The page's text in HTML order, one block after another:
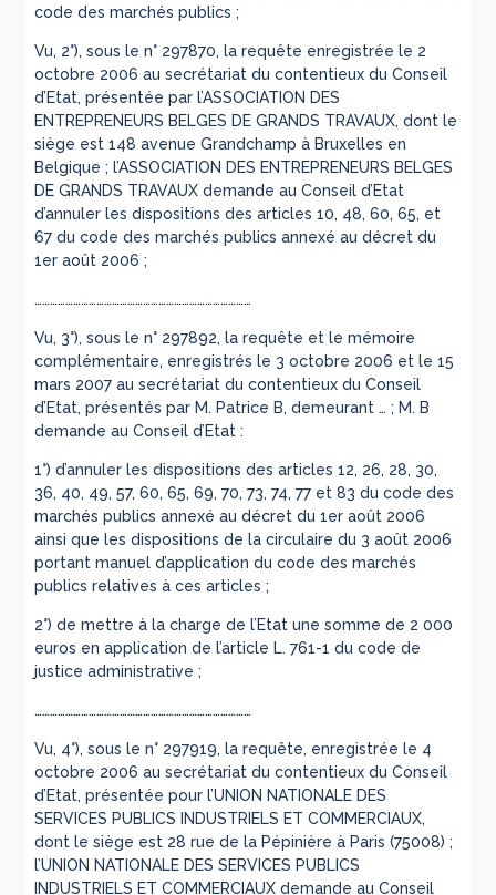
code des marchés publics ;
Vu, 2°), sous le n° 297870, la requête enregistrée le 2
octobre 2006 au secrétariat du contentieux du Conseil
d’Etat, présentée par l’ASSOCIATION DES
ENTREPRENEURS BELGES DE GRANDS TRAVAUX, dont le
siège est 148 avenue Grandchamp à Bruxelles en
Belgique ; l’ASSOCIATION DES ENTREPRENEURS BELGES
DE GRANDS TRAVAUX demande au Conseil d’Etat
d’annuler les dispositions des articles 10, 48, 60, 65, et
67 du code des marchés publics annexé au décret du
1er août 2006 ;
…………………………………………………………………………
Vu, 3°), sous le n° 297892, la requête et le mémoire
complémentaire, enregistrés le 3 octobre 2006 et le 15
mars 2007 au secrétariat du contentieux du Conseil
d’Etat, présentés par M. Patrice B, demeurant … ; M. B
demande au Conseil d’Etat :
1°) d’annuler les dispositions des articles 12, 26, 28, 30,
36, 40, 49, 57, 60, 65, 69, 70, 73, 74, 77 et 83 du code des
marchés publics annexé au décret du 1er août 2006
ainsi que les dispositions de la circulaire du 3 août 2006
portant manuel d’application du code des marchés
publics relatives à ces articles ;
2°) de mettre à la charge de l’Etat une somme de 2 000
euros en application de l’article L. 761-1 du code de
justice administrative ;
…………………………………………………………………………
Vu, 4°), sous le n° 297919, la requête, enregistrée le 4
octobre 2006 au secrétariat du contentieux du Conseil
d’Etat, présentée pour l’UNION NATIONALE DES
SERVICES PUBLICS INDUSTRIELS ET COMMERCIAUX,
dont le siège est 28 rue de la Pépinière à Paris (75008) ;
l’UNION NATIONALE DES SERVICES PUBLICS
INDUSTRIELS ET COMMERCIAUX demande au Conseil